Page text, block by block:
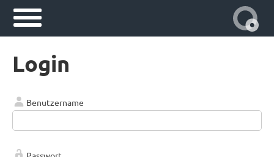
Login
Benutzername